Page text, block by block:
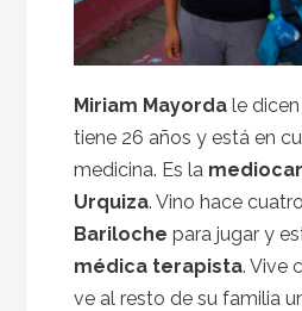
Miriam Mayorda le dicen
tiene 26 años y está en
medicina. Es la
Urquiza. Vino hace
Bariloche para jugar y
médica terapista. Vive
ve al resto de su familia